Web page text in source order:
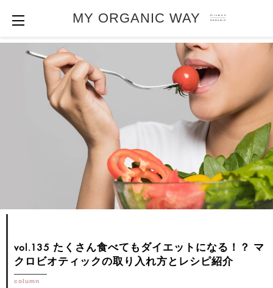
MY ORGANIC WAY
vol.135 たくさん食べてもダイエットになる！？ マ
クロビオティックの取り入れ方とレシピ紹介
column